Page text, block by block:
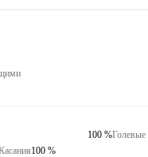
100 %
100 %